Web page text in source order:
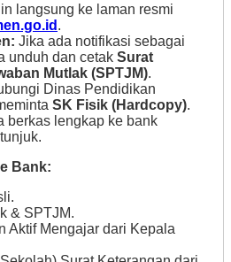
langsung ke laman resmi
.
Jika ada notifikasi sebagai
unduh dan cetak Surat
Mutlak (SPTJM).
Dinas Pendidikan
SK Fisik (Hardcopy).
berkas lengkap ke bank
Bank:
& SPTJM.
Aktif Mengajar dari Kepala